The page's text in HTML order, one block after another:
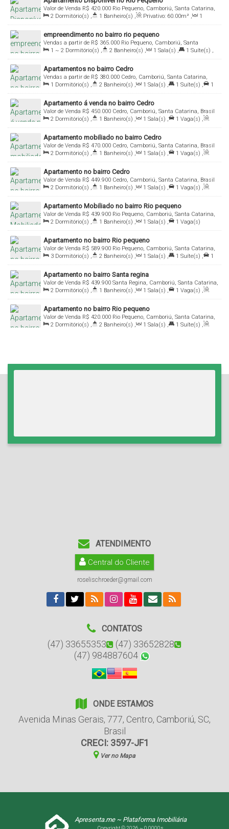
R$ 420.000
Valor de Venda
Rio Pequeno, Camboriú, Santa Catarina,
Brasil
2 Dormitório(s) , 1 Banheiro(s) , Privativo: 60.00m² ,
1
Sala(s) , 1 Vaga(s)
empreendimento no bairro rio pequeno
R$ 365.000
Vendas a partir de
Rio Pequeno, Camboriú, Santa
Catarina, Brasil
1 ~ 2 Dormitório(s) , 2 Banheiro(s) , 1 Sala(s) , 1 Suíte(s) ,
1 Vaga(s) , Útil: 63.00m²
Apartamentos no bairro Cedro
R$ 380.000
Vendas a partir de
Cedro, Camboriú, Santa Catarina,
Brasil
1 Dormitório(s) , 2 Banheiro(s) , 1 Sala(s) , 1 Suíte(s) ,
1
Vaga(s) , Útil: 50.02~ 55.22m²
Apartamento á venda no bairro Cedro
R$ 450.000
Valor de Venda
Cedro, Camboriú, Santa Catarina, Brasil
2 Dormitório(s) , 1 Banheiro(s) , 1 Sala(s) , 1 Vaga(s) ,
Útil: 53.00m²
Apartamento mobiliado no bairro Cedro
R$ 470.000
Valor de Venda
Cedro, Camboriú, Santa Catarina, Brasil
2 Dormitório(s) , 1 Banheiro(s) , 1 Sala(s) , 1 Vaga(s) ,
Útil: 53.00m²
Apartamento no bairro Cedro
R$ 449.900
Valor de Venda
Cedro, Camboriú, Santa Catarina, Brasil
2 Dormitório(s) , 1 Banheiro(s) , 1 Sala(s) , 1 Vaga(s) ,
Útil: 53.00m²
Apartamento Mobiliado no bairro Rio pequeno
R$ 439.900
Valor de Venda
Rio Pequeno, Camboriú, Santa Catarina,
Brasil
2 Dormitório(s) , 1 Banheiro(s) , 1 Sala(s) , 1 Vaga(s)
Apartamento no bairro Rio pequeno
R$ 589.900
Valor de Venda
Rio Pequeno, Camboriú, Santa Catarina,
Brasil
3 Dormitório(s) , 2 Banheiro(s) , 1 Sala(s) , 1 Suíte(s) ,
1
Vaga(s) , Útil: 75.96m²
Apartamento no bairro Santa regina
R$ 439.900
Valor de Venda
Santa Regina, Camboriú, Santa Catarina,
Brasil
2 Dormitório(s) , 1 Banheiro(s) , 1 Sala(s) , 1 Vaga(s) ,
Útil: 62.46m²
Apartamento no bairro Rio pequeno
R$ 420.000
Valor de Venda
Rio Pequeno, Camboriú, Santa Catarina,
Brasil
2 Dormitório(s) , 2 Banheiro(s) , 1 Sala(s) , 1 Suíte(s) ,
ATENDIMENTO
Central do Cliente
roselischroeder@gmail.com
CONTATOS
(47) 33655353
(47) 33652828
(47) 984887604
ONDE ESTAMOS
Avenida Minas Gerais, 777, Centro, Camboriú, SC,
Brasil
CRECI: 3597-JF1
Ver no Mapa
Apresenta.me ~ Plataforma Imobiliária